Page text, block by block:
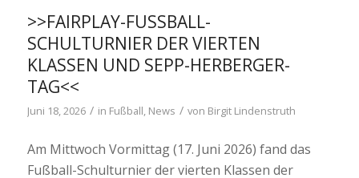
>>FAIRPLAY-FUSSBALL-S
CHULTURNIER DER VIERTEN K
LASSEN UND SEPP-HERBERGER-T
AG<<
Juni 18, 2026 / in Fußball, News / von Birgit Lindenstruth
Am Mittwoch Vormittag (17. Juni 2026) fand das
Fußball-Schulturnier der vierten Klassen der